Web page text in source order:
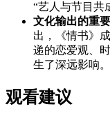
“艺人与节目共
文化输出的重
出，《情书》
递的恋爱观、
生了深远影响。
观看建议